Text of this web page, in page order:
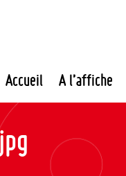
Accueil A l’affiche